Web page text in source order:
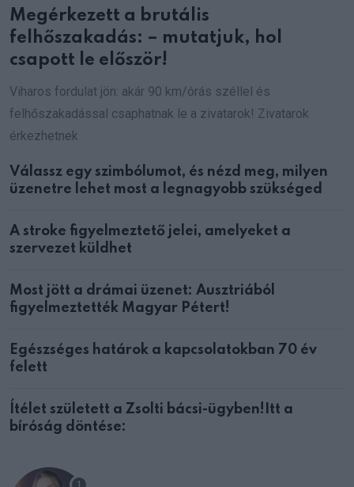
Megérkezett a brutális
felhőszakadás: – mutatjuk, hol
csapott le először!
Viharos fordulat jön: akár 90 km/órás széllel és
felhőszakadással csaphatnak le a zivatarok! Zivatarok
érkezhetnek
Válassz egy szimbólumot, és nézd meg, milyen
üzenetre lehet most a legnagyobb szükséged
A stroke figyelmeztető jelei, amelyeket a
szervezet küldhet
Most jött a drámai üzenet: Ausztriából
figyelmeztették Magyar Pétert!
Egészséges határok a kapcsolatokban 70 év
felett
Ítélet született a Zsolti bácsi-ügyben!Itt a
bíróság döntése: